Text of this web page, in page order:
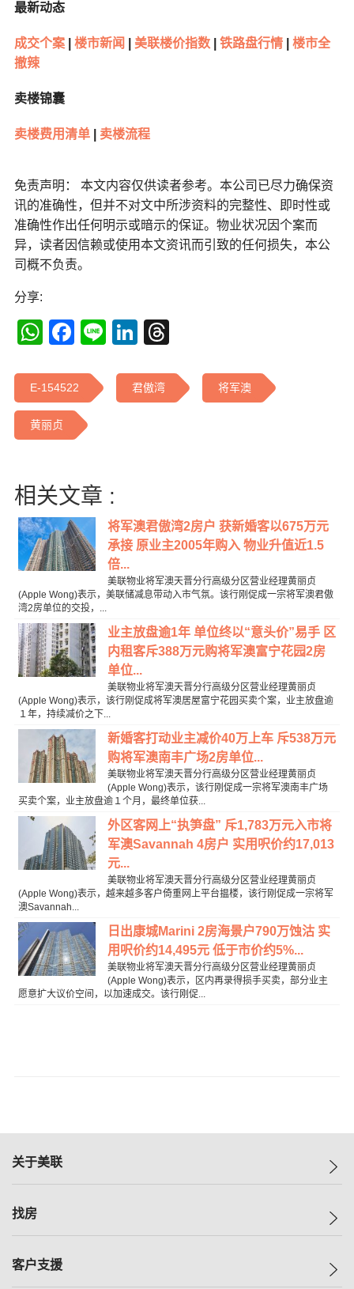
最新动态
成交个案| 楼市新闻 美联楼价指数| 铁路盘行情|
楼市全
撤辣
卖楼锦囊
卖楼费用清单| 卖楼流程
免责声明： 本文内容仅供读者参考。本公司已尽力确保资
讯的准确性，但并不对文中所涉资料的完整性、即时性或
准确性作出任何明示或暗示的保证。物业状况因个案而
异，读者因信赖或使用本文资讯而引致的任何损失，本公
司概不负责。
分享:
WhatsApp
Facebook
LineLinkedIn
E-154522 君傲湾 将军澳
黄丽贞
相关文章 :
将军澳君傲湾2房户 获新婚客以675万元
承接 原业主2005年购入 物业升值近1.5
倍...
美联物业将军澳天晋分行高级分区营业经理黄丽贞
(Apple Wong)表示，美联储减息带动入市气氛。该行刚促成一宗将军澳君傲
湾2房单位的交投，...
业主放盘逾1年 单位终以“意头价”易手 区
内租客斥388万元购将军澳富宁花园2房
单位...
美联物业将军澳天晋分行高级分区营业经理黄丽贞
(Apple Wong)表示，该行刚促成将军澳居屋富宁花园买卖个案，业主放盘逾
１年，持续减价之下...
新婚客打动业主减价40万上车 斥538万元
购将军澳南丰广场2房单位...
美联物业将军澳天晋分行高级分区营业经理黄丽贞
(Apple Wong)表示，该行刚促成一宗将军澳南丰广场
买卖个案，业主放盘逾１个月，最终单位获...
外区客网上“执笋盘” 斥1,783万元入市将
军澳Savannah 4房户 实用呎价约17,013
元...
美联物业将军澳天晋分行高级分区营业经理黄丽贞
(Apple Wong)表示，越来越多客户倚重网上平台揾楼，该行刚促成一宗将军
澳Savannah...
日出康城Marini 2房海景户790万蚀沽 实
用呎价约14,495元 低于市价约5%...
美联物业将军澳天晋分行高级分区营业经理黄丽贞
(Apple Wong)表示，区内再录得损手买卖，部分业主
愿意扩大议价空间，以加速成交。该行刚促...
关于美联
美联集团
人才招募
找房
一手新房
客户支援